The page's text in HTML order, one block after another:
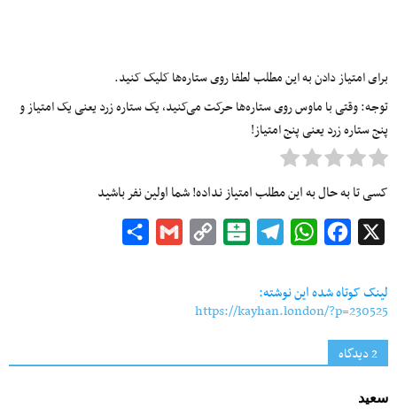
برای امتیاز دادن به این مطلب لطفا روی ستاره‌ها کلیک کنید.
توجه: وقتی با ماوس روی ستاره‌ها حرکت می‌کنید، یک ستاره زرد یعنی یک امتیاز و
پنج ستاره زرد یعنی پنج امتیاز!
کسی تا به حال به این مطلب امتیاز نداده! شما اولین نفر باشید
Facebook
WhatsApp
Telegram
Balatarin
Copy
Gmail
لینک کوتاه شده این نوشته:
https://kayhan.london/?p=230525
2 دیدگاه‌
سعید